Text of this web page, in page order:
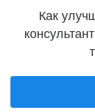
Как